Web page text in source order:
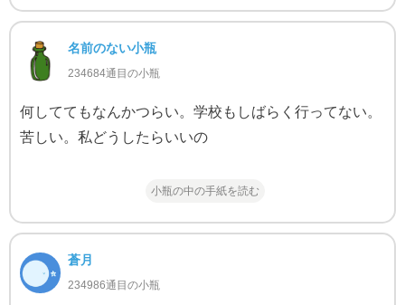
名前のない小瓶
234684通目の小瓶
何しててもなんかつらい。学校もしばらく行ってない。
苦しい。私どうしたらいいの
小瓶の中の手紙を読む
蒼月
234986通目の小瓶